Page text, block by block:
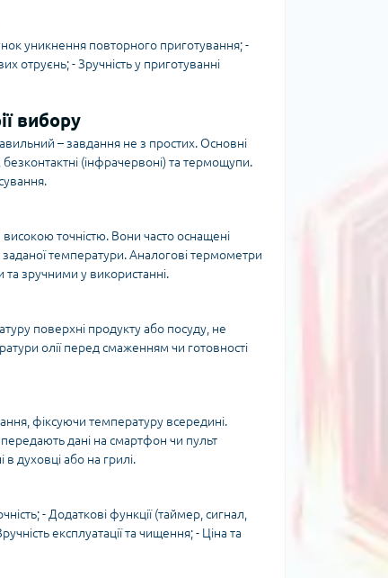
уникнення повторного приготування; -
отруєнь; - Зручність у приготуванні
вибору
– завдання не з простих. Основні
(інфрачервоні) та термощупи.
точністю. Вони часто оснащені
температури. Аналогові термометри
зручними у використанні.
поверхні продукту або посуду, не
олії перед смаженням чи готовності
фіксуючи температуру всередині.
дані на смартфон чи пульт
духовці або на грилі.
- Додаткові функції (таймер, сигнал,
експлуатації та чищення; - Ціна та